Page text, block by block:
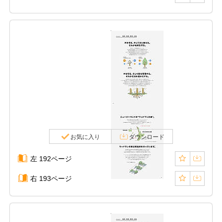
お気に入り ダウンロード
左 192ページ
右 193ページ